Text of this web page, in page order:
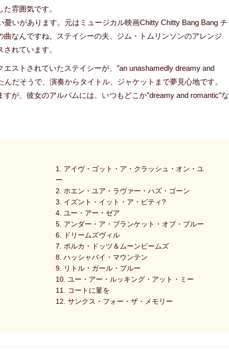
雰囲気です。
憂いがあります。元はミュージカル映画Chitty Chitty Bang Bang チ
曲なんですね。ステイシーの夫、ジム・トムリンソンのアレンジ
れています。
ストされていたステイシーが、”an unashamedly dreamy and
だそうで、演奏からタイトル、ジャケットまで夢見心地です。
が、彼女のアルバムには、いつもどこか”dreamy and romantic”な
1. アイヴ・ゴット・ア・クラッシュ・オン・ユ
ー
2. ホエン・ユア・ラヴァー・ハズ・ゴーン
3. イズント・イット・ア・ピティ?
4. ユー・アー・ゼア
5. アンダー・ア・ブランケット・オブ・ブルー
6. ドリームズヴィル
7. ポルカ・ドッツ＆ムーンビームズ
8. ハッシャバイ・マウンテン
9. リトル・ガール・ブルー
10. ユー・アー・ルッキング・アット・ミー
11. コートに菫を
12. サンクス・フォー・ザ・メモリー